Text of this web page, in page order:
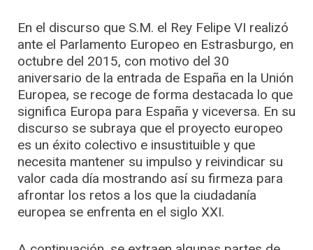
En el discurso que S.M. el Rey Felipe VI realizó
ante el Parlamento Europeo en Estrasburgo, en
octubre del 2015, con motivo del 30
aniversario de la entrada de España en la Unión
Europea, se recoge de forma destacada lo que
significa Europa para España y viceversa. En su
discurso se subraya que el proyecto europeo
es un éxito colectivo e insustituible y que
necesita mantener su impulso y reivindicar su
valor cada día mostrando así su firmeza para
afrontar los retos a los que la ciudadanía
europea se enfrenta en el siglo XXI.